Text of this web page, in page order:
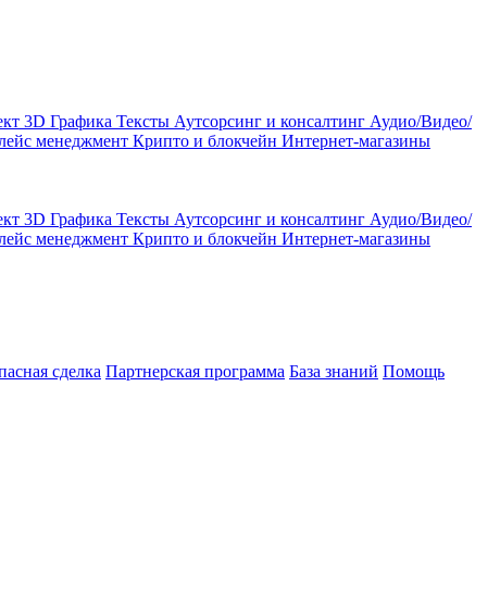
3D Графика Тексты Аутсорсинг и консалтинг Аудио/Видео/
менеджмент Крипто и блокчейн Интернет-магазины
3D Графика Тексты Аутсорсинг и консалтинг Аудио/Видео/
менеджмент Крипто и блокчейн Интернет-магазины
сделка Партнерская программа База знаний Помощь